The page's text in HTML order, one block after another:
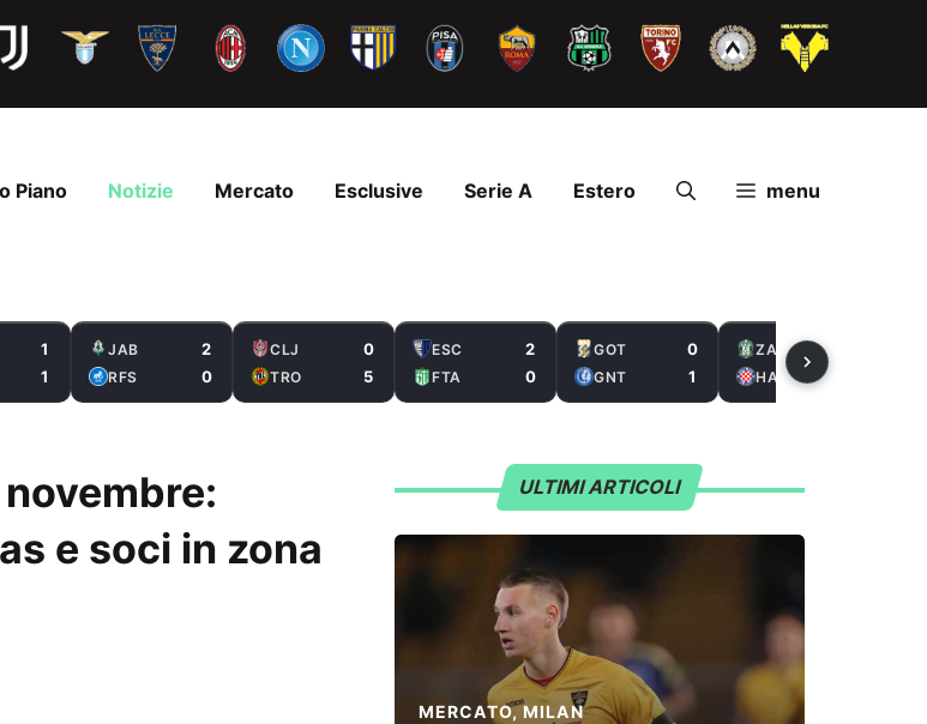
Piano Notizie Mercato Esclusive Serie A Estero menu
1
1
JAB 2
RFS 0
CLJ 0
TRO 5
ESC 2
FTA 0
GOT 0
GNT 1
ZAL
HAS
e soci in zona
ULTIMI ARTICOLI
MERCATO,MILAN